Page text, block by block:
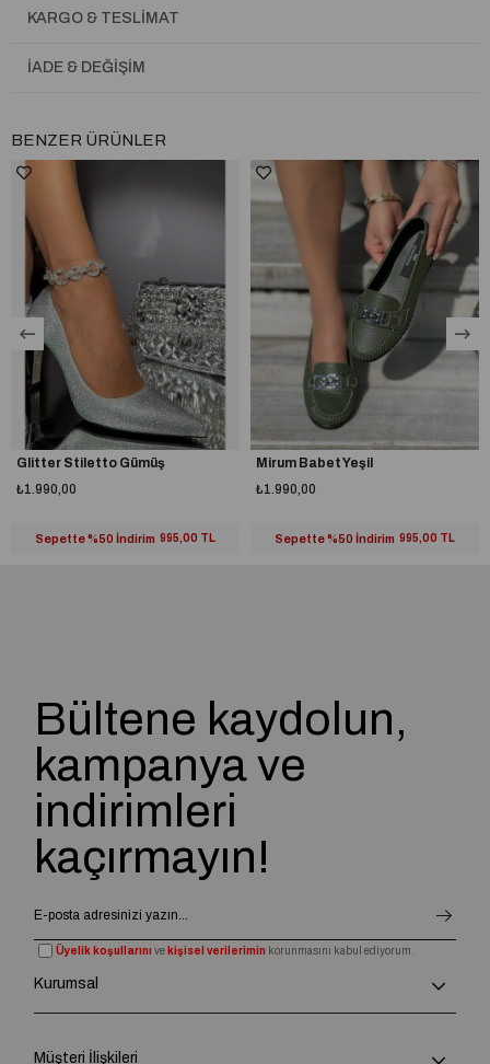
KARGO & TESLIMAT
İADE & DEĞIŞIM
BENZER ÜRÜNLER
Glitter Stiletto Gümüş
₺1.990,00
Sepette %50 İndirim 995,00 TL
Mirum Babet Yeşil
₺1.990,00
Sepette %50 İndirim 995,00 TL
Bültene kaydolun,
kampanya ve
indirimleri
kaçırmayın!
Üyelik koşullarını ve kişisel verilerimin korunmasını kabul ediyorum.
Kurumsal
Müşteri İlişkileri